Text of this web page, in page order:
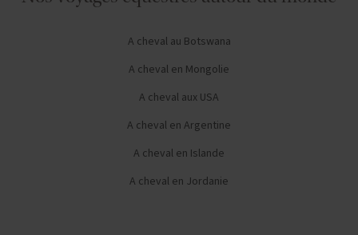
A cheval au Botswana
A cheval en Mongolie
A cheval aux USA
A cheval en Argentine
A cheval en Islande
A cheval en Jordanie